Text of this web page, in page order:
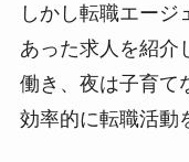
しかし転職エージ
あった求人を紹介
働き、夜は子育て
効率的に転職活動